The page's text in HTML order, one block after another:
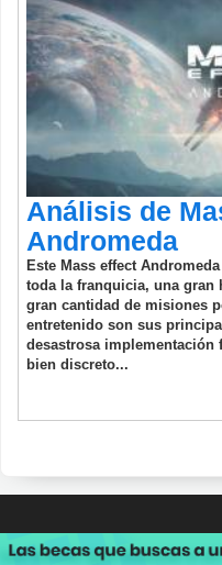
Análisis de
Andromeda
Este Mass effect
toda la franquicia, una gran
gran cantidad de misiones
entretenido son sus
desastrosa implementación
bien discreto...